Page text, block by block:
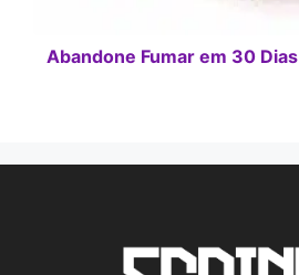
Abandone Fumar em 30 Dias